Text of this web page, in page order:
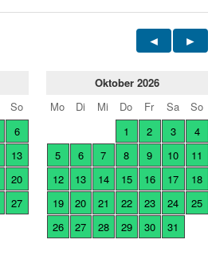
So
6
13
20
27
Oktober 2026
Mo
Di Mi Do Fr Sa
So
1
2 3
4
5
6 7 8 9 10
11
12
13 14 15 16 17
18
19
20 21 22 23 24
25
26
27 28 29 30 31